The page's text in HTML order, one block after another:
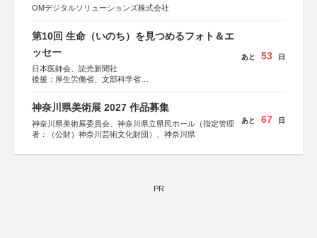
OMデジタルソリューションズ株式会社
第10回 生命（いのち）を見つめるフォト＆エ
ッセー
日本医師会、読売新聞社
後援：厚生労働省、文部科学省
しん生命保険株式会社
あと 53 日
神奈川県美術展 2027 作品募集
神奈川県美術展委員会、神奈川県立県民ホール（指定管理
者：（公財）神奈川芸術文化財団）、神奈川県
あと 67 日
PR